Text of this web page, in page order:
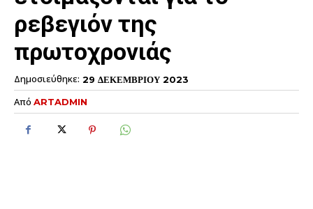
ρεβεγιόν της
πρωτοχρονιάς
Δημοσιεύθηκε: 29 ΔΕΚΕΜΒΡΙΟΥ 2023
Από ARTADMIN